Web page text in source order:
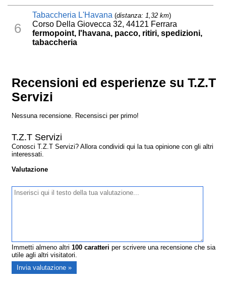
6
Tabaccheria L'Havana (distanza: 1,32 km)
Corso Della Giovecca 32, 44121 Ferrara
fermopoint, l'havana, pacco, ritiri, spedizioni,
tabaccheria
Recensioni ed esperienze su T.Z.T
Servizi
Nessuna recensione. Recensisci per primo!
T.Z.T Servizi
Conosci T.Z.T Servizi? Allora condividi qui la tua opinione con gli altri
interessati.
Valutazione
Immetti almeno altri100 caratteri per scrivere una recensione che sia
utile agli altri visitatori.